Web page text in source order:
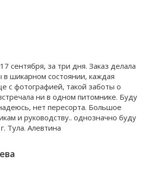
сентября, за три дня. Заказ делала
шикарном состоянии, каждая
с фотографией, такой заботы о
ни в одном питомнике. Буду
нет пересорта. Большое
и руководству.. однозначно буду
Тула. Алевтина